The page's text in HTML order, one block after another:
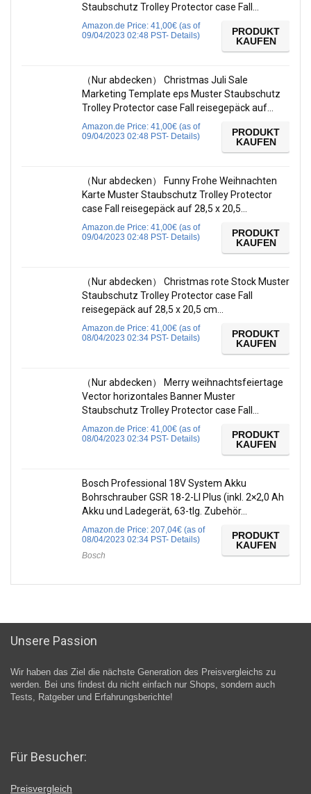
Staubschutz Trolley Protector case Fall…
Amazon.de Price: 41,00€ (as of
09/04/2023 02:48 PST- Details)
PRODUKT
KAUFEN
（Nur abdecken） Christmas Juli Sale
Marketing Template eps Muster Staubschutz
Trolley Protector case Fall reisegepäck auf…
Amazon.de Price: 41,00€ (as of
09/04/2023 02:48 PST- Details)
PRODUKT
KAUFEN
（Nur abdecken） Funny Frohe Weihnachten
Karte Muster Staubschutz Trolley Protector
case Fall reisegepäck auf 28,5 x 20,5…
Amazon.de Price: 41,00€ (as of
09/04/2023 02:48 PST- Details)
PRODUKT
KAUFEN
（Nur abdecken） Christmas rote Stock Muster
Staubschutz Trolley Protector case Fall
reisegepäck auf 28,5 x 20,5 cm…
Amazon.de Price: 41,00€ (as of
08/04/2023 02:34 PST- Details)
PRODUKT
KAUFEN
（Nur abdecken） Merry weihnachtsfeiertage
Vector horizontales Banner Muster
Staubschutz Trolley Protector case Fall…
Amazon.de Price: 41,00€ (as of
08/04/2023 02:34 PST- Details)
PRODUKT
KAUFEN
Bosch Professional 18V System Akku
Bohrschrauber GSR 18-2-LI Plus (inkl. 2×2,0 Ah
Akku und Ladegerät, 63-tlg. Zubehör…
Amazon.de Price: 207,04€ (as of
08/04/2023 02:34 PST- Details)
Bosch
PRODUKT
KAUFEN
Unsere Passion
Wir haben das Ziel die nächste Generation des Preisvergleichs zu
werden. Bei uns findest du nicht einfach nur Shops, sondern auch
Tests, Ratgeber und Erfahrungsberichte!
Für Besucher:
Preisvergleich